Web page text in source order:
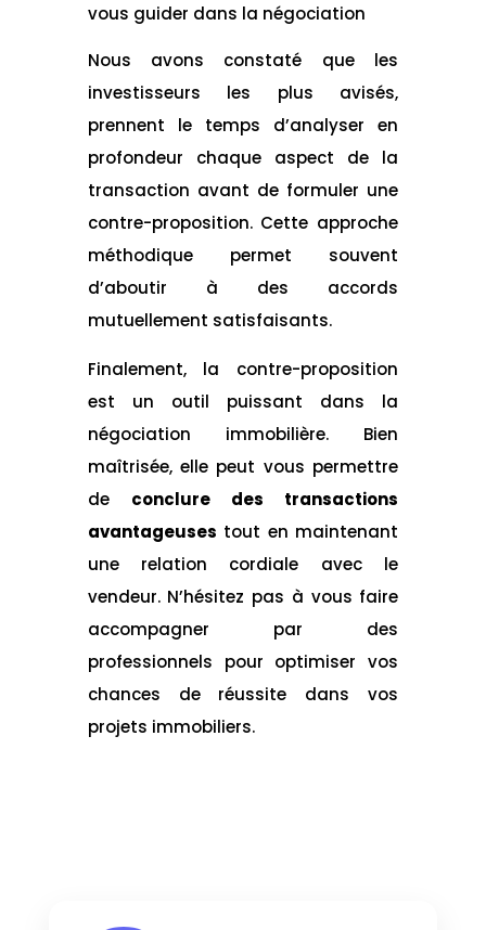
vous guider dans la négociation
Nous avons constaté que les
investisseurs les plus avisés,
prennent le temps d’analyser en
profondeur chaque aspect de la
transaction avant de formuler une
contre-proposition. Cette approche
méthodique permet souvent
d’aboutir à des accords
mutuellement satisfaisants.
Finalement, la contre-proposition
est un outil puissant dans la
négociation immobilière. Bien
maîtrisée, elle peut vous permettre
de conclure des transactions
avantageuses tout en maintenant
une relation cordiale avec le
vendeur. N’hésitez pas à vous faire
accompagner par des
professionnels pour optimiser vos
chances de réussite dans vos
projets immobiliers.